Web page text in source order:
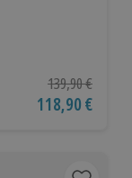
Bewertungen
Ursprünglicher
139,90 €
Aktueller Preis
118,90 €